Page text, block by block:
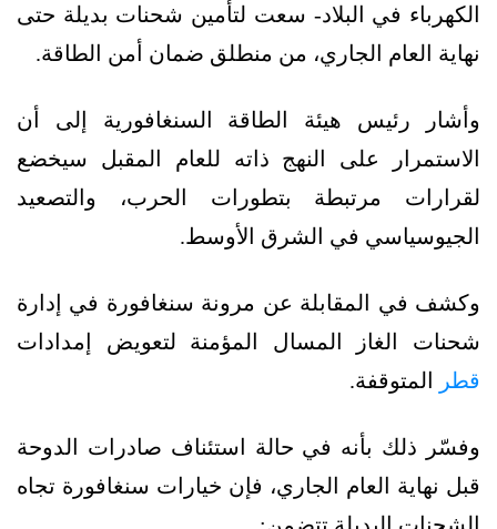
الكهرباء في البلاد- سعت لتأمين شحنات بديلة حتى
نهاية العام الجاري، من منطلق ضمان أمن الطاقة.
وأشار رئيس هيئة الطاقة السنغافورية إلى أن
الاستمرار على النهج ذاته للعام المقبل سيخضع
لقرارات مرتبطة بتطورات الحرب، والتصعيد
الجيوسياسي في الشرق الأوسط.
وكشف في المقابلة عن مرونة سنغافورة في إدارة
شحنات الغاز المسال المؤمنة لتعويض إمدادات
قطر
المتوقفة.
وفسّر ذلك بأنه في حالة استئناف صادرات الدوحة
قبل نهاية العام الجاري، فإن خيارات سنغافورة تجاه